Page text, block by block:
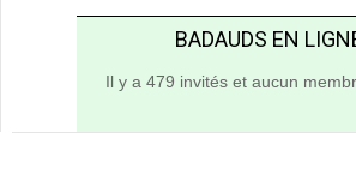
BADAUDS EN
Il y a 479 invités et aucun